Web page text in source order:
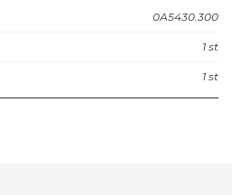
0A5430.300
1 st
1 st